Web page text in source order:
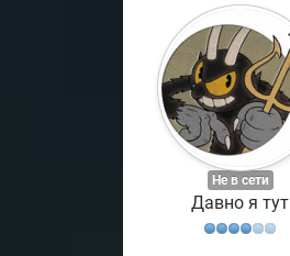
Не в сети
Давно я тут